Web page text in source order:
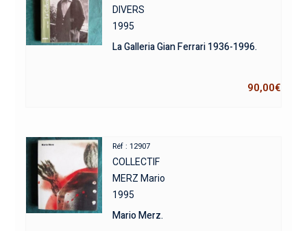
DIVERS
1995
La Galleria Gian Ferrari 1936-1996.
90,00€
Réf : 12907
COLLECTIF
MERZ Mario
1995
Mario Merz.